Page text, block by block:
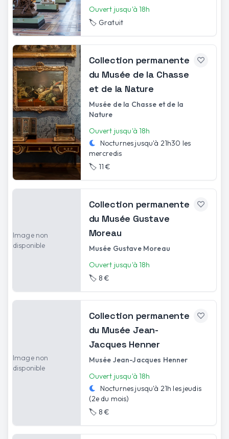
Ouvert jusqu'à 18h
🏷️ Gratuit
Collection permanente
du Musée de la Chasse
et de la Nature
Musée de la Chasse et de la
Nature
Ouvert jusqu'à 18h
Nocturnes jusqu'à 21h30 les
mercredis
🏷️ 11 €
Image non
disponible
Collection permanente
du Musée Gustave
Moreau
Musée Gustave Moreau
Ouvert jusqu'à 18h
🏷️ 8 €
Image non
disponible
Collection permanente
du Musée Jean-
Jacques Henner
Musée Jean-Jacques Henner
Ouvert jusqu'à 18h
Nocturnes jusqu'à 21h les jeudis
(2e du mois)
🏷️ 8 €